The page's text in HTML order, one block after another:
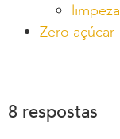
limpeza
Zero açúcar
8 respostas